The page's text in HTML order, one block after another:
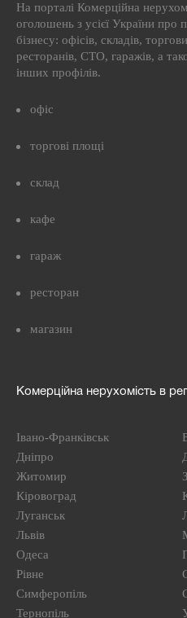
На порталі Комерційна
оголошень з усієї України про
бізнесу: офісів, складів,
ресторанів, СТО, гаражів, а
інших профілів.
офіс
торгові площі
склад
кафе
гараж
ресторан
магазин
Комерційна нерухомість в
Івано-Франківськ
Дніпро
Житомир
Кіровоград
Луганськ
Львів
Одеса
Рівне
Симферопіль
Тернопіль